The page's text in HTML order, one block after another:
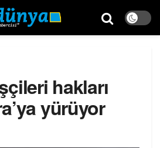
hakları
yürüyor